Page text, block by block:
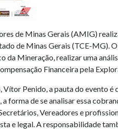
de Minas Gerais (AMIG)
de Minas Gerais (TCE-MG).
da Mineração, realizar uma
Financeira pela
Penido, a pauta do evento
forma de se analisar essa
Vereadores e
e legal. A responsabilidade